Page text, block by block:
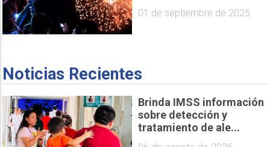
01 de septiembre de 2025
Noticias Recientes
Brinda IMSS información
sobre detección y
tratamiento de ale...